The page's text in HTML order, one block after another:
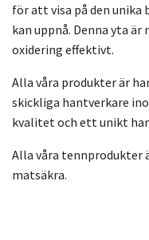
för att visa på den
kan uppnå. Denna yta
oxidering effektivt.
Alla våra produkter är
skickliga hantverkare
kvalitet och ett unikt
Alla våra
matsäkra.